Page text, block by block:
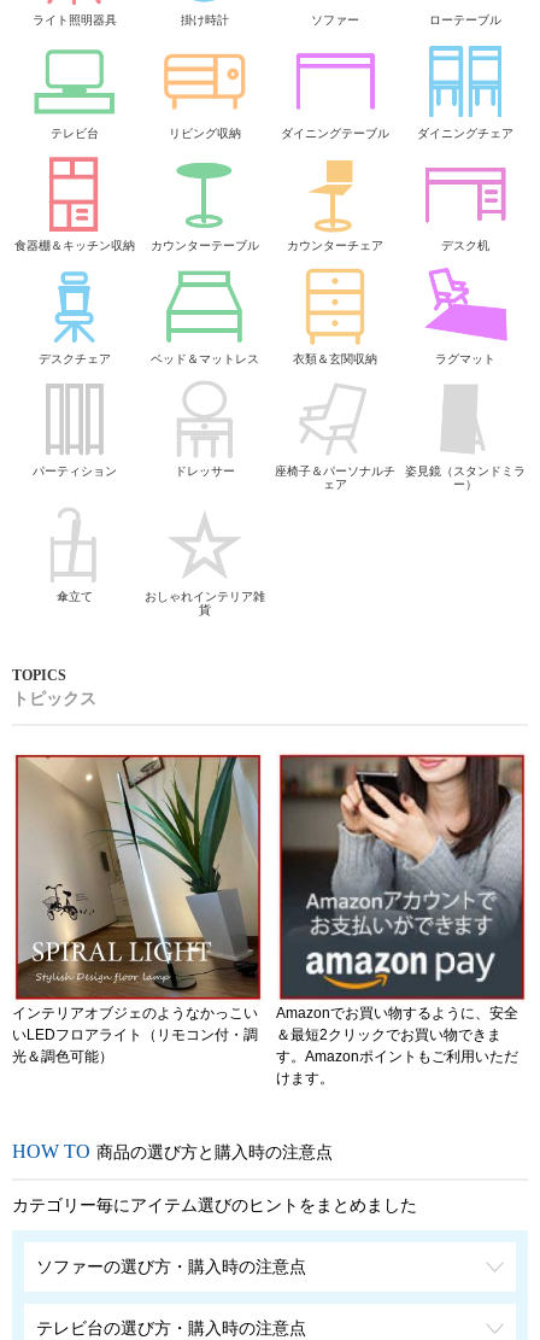
ライト照明器具 掛け時計 ソファー ローテーブル
テレビ台 リビング収納 ダイニングテーブル ダイニングチェア
食器棚＆キッチン収納 カウンターテーブル カウンターチェア デスク机
デスクチェア ベッド＆マットレス 衣類＆玄関収納 ラグマット
パーティション ドレッサー
座椅子＆パーソナルチ
ェア
姿見鏡（スタンドミラ
ー）
傘立て
おしゃれインテリア雑
貨
トピックス
インテリアオブジェのようなかっこい
いLEDフロアライト（リモコン付・調
光＆調色可能）
Amazonでお買い物するように、安全
＆最短2クリックでお買い物できま
す。Amazonポイントもご利用いただ
けます。
商品の選び方と購入時の注意点
カテゴリー毎にアイテム選びのヒントをまとめました
ソファーの選び方・購入時の注意点
テレビ台の選び方・購入時の注意点